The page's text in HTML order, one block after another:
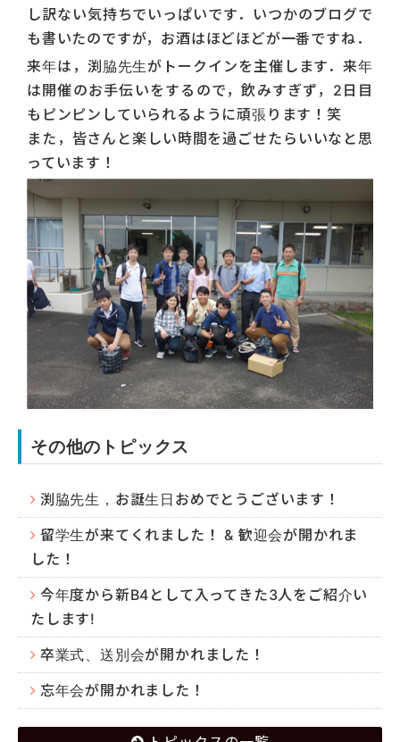
し訳ない気持ちでいっぱいです．いつかのブログで
も書いたのですが，お酒はほどほどが一番ですね．
来年は，渕脇先生がトークインを主催します．来年
は開催のお手伝いをするので，飲みすぎず，2日目
もピンピンしていられるように頑張ります！笑
また，皆さんと楽しい時間を過ごせたらいいなと思
っています！
その他のトピックス
渕脇先生，お誕生日おめでとうございます！
留学生が来てくれました！ & 歓迎会が開かれま
した！
今年度から新B4として入ってきた3人をご紹介い
たします!
卒業式、送別会が開かれました！
忘年会が開かれました！